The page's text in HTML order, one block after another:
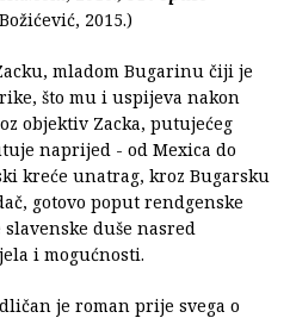
2015.)
mladom Bugarinu čiji je
što mu i uspijeva nakon
objektiv Zacka, putujećeg
naprijed - od Mexica do
kreće unatrag, kroz Bugarsku
gotovo poput rendgenske
duše nasred
i mogućnosti.
je roman prije svega o